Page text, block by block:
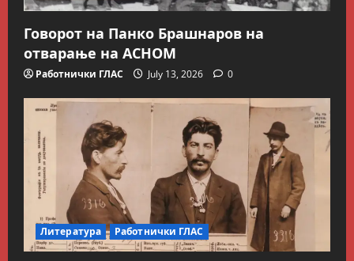
Говорот на Панко Брашнаров на
отварање на АСНОМ
Работнички ГЛАС July 13, 2026 0
Литература Работнички ГЛАС
Блог